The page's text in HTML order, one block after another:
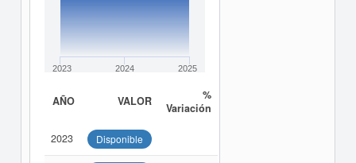
2023 2024 2025
AÑO VALOR
%
Variación
2023 Disponible